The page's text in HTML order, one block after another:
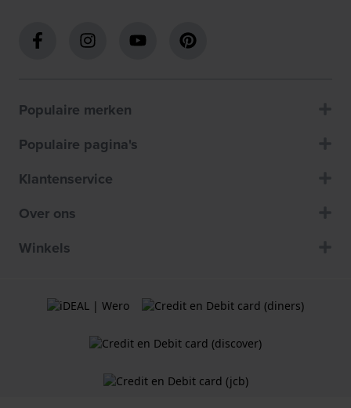
Populaire merken
Populaire pagina's
Klantenservice
Over ons
Winkels